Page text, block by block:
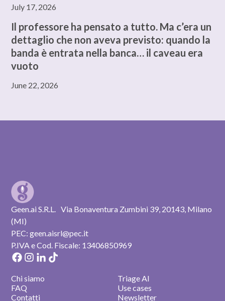
July 17, 2026
Il professore ha pensato a tutto. Ma c’era un
dettaglio che non aveva previsto: quando la
banda è entrata nella banca… il caveau era
vuoto
June 22, 2026
Geen.ai S.R.L. Via Bonaventura Zumbini 39, 20143, Milano
(MI)
PEC: geen.aisrl@pec.it
P.IVA e Cod. Fiscale: 13406850969
Chi siamo
FAQ
Contatti
Triage AI
Use cases
Newsletter